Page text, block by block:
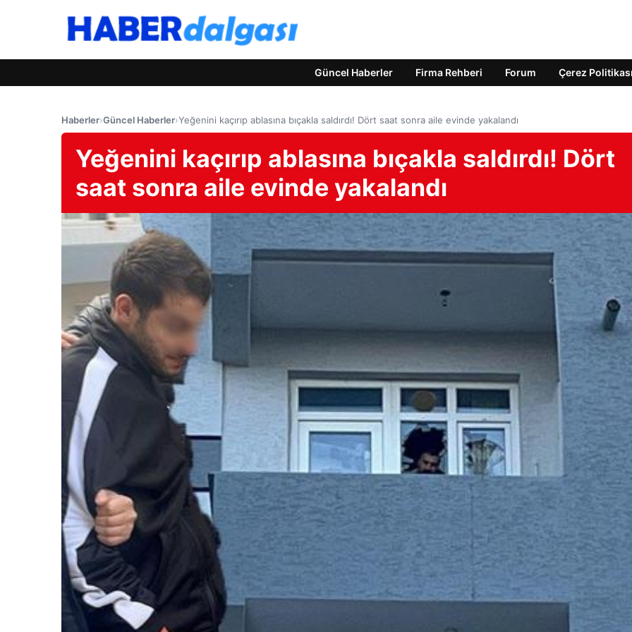
Güncel Haberler Firma Rehberi Forum Çerez Politikası
Haberler›Güncel Haberler›Yeğenini kaçırıp ablasına bıçakla saldırdı! Dört saat sonra aile evinde yakalandı
Yeğenini kaçırıp ablasına bıçakla saldırdı! Dört
saat sonra aile evinde yakalandı